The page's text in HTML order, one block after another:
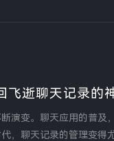
飞逝聊天记录的
演变。聊天应用的普
，聊天记录的管理变得